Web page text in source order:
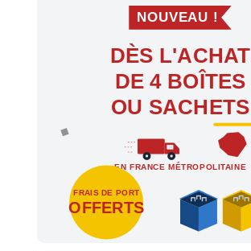
NOUVEAU !
DÈS L'ACHAT
DE 4 BOÎTES
OU SACHETS
EN FRANCE MÉTROPOLITAINE
FRAIS DE PORT
OFFERTS